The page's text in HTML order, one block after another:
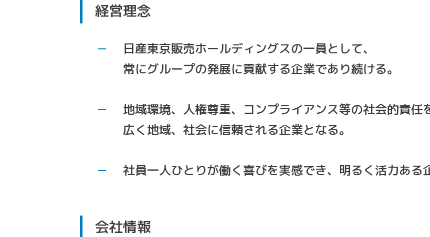
経営理念
日産東京販売ホールディングスの一員として、
常にグループの発展に貢献する企業であり続ける。
地域環境、人権尊重、コンプライアンス等の社会的責任
広く地域、社会に信頼される企業となる。
社員一人ひとりが働く喜びを実感でき、明るく活力ある
会社情報